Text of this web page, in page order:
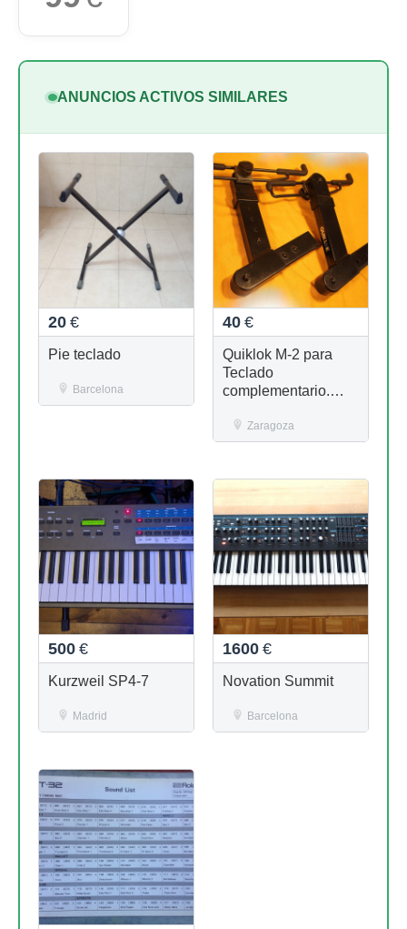
ANUNCIOS ACTIVOS SIMILARES
20 €
Pie teclado
Barcelona
40 €
Quiklok M-2 para
Teclado
complementario.
Zaragoza
500 €
Kurzweil SP4-7
Madrid
1600 €
Novation Summit
Barcelona